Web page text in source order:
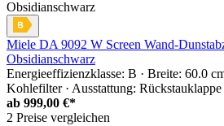
Miele DA 9092 W Screen Wand-
Obsidianschwarz
Energieeffizienzklasse: B · Breite: 60.0
Kohlefilter · Ausstattung: Rückstauklappe
ab 999,00 €*
2 Preise vergleichen